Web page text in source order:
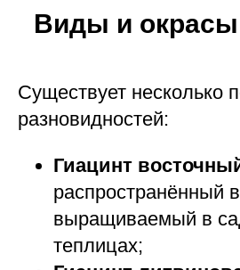
Виды и окрасы
Существует несколько
разновидностей:
Гиацинт
распространённый
выращиваемый в
теплицах;